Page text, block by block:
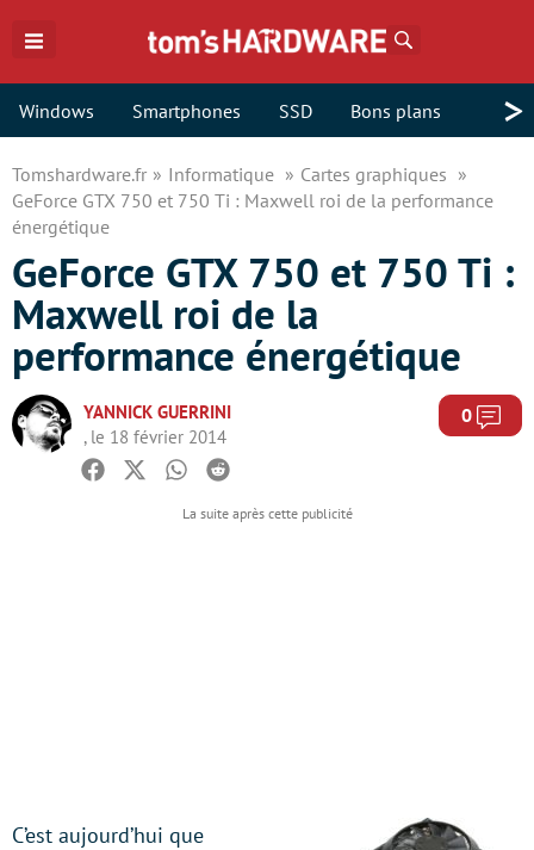
Windows Smartphones SSD Bons plans >
Tomshardware.fr Informatique
Cartes graphiques
GeForce GTX 750 et 750 Ti : Maxwell roi de la performance
énergétique
GeForce GTX 750 et 750 Ti :
Maxwell roi de la
performance énergétique
YANNICK GUERRINI
, le 18 février 2014
0
Facebook
TwitterWhatsapp
Reddit
C’est aujourd’hui que